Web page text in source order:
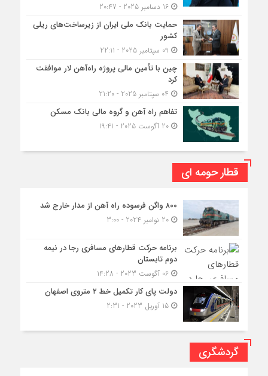
16 دسامبر 2025 - 20:47
حمایت بانک ملی ایران از زیرساخت‌های ریلی
کشور
چین با تأمین مالی پروژه راه‌آهن لار موافقت
کرد
تفاهم راه آهن و گروه مالی بانک مسکن
20 آگوست 2025 - 19:41
قطار حومه ای
۸۰۰ واگن فرسوده راه آهن از مدار خارج شد
20 نوامبر 2024 - 3:00
برنامه حرکت قطارهای مسافری رجا در نیمه
دوم تابستان
06 آگوست 2023 - 14:28
دولت پای کار تکمیل خط ۲ متروی اصفهان
15 آوریل 2023 - 2:31
گردشگری